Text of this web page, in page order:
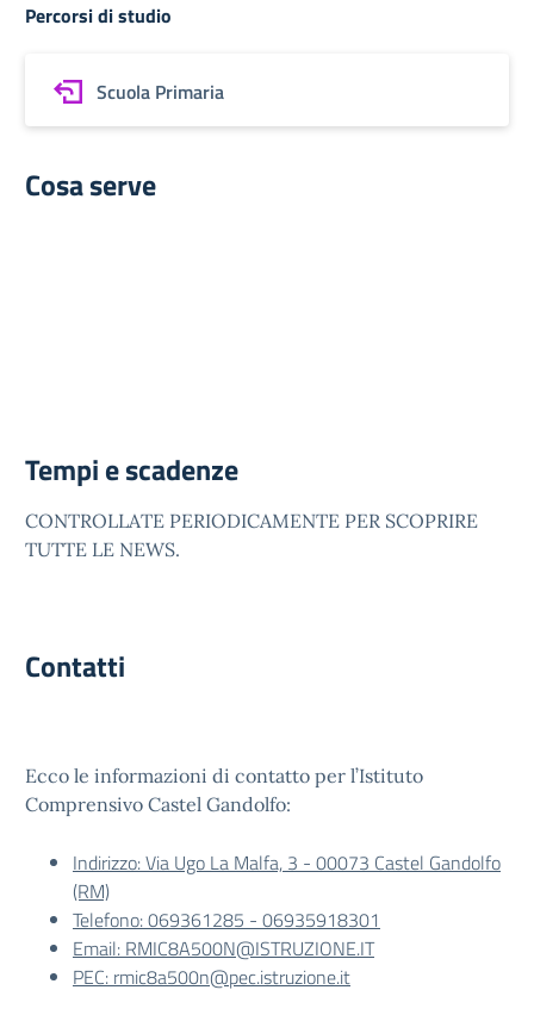
Percorsi di studio
Scuola Primaria
Cosa serve
Tempi e scadenze
CONTROLLATE PERIODICAMENTE PER SCOPRIRE
TUTTE LE NEWS.
Contatti
Ecco le informazioni di contatto per l’Istituto
Comprensivo Castel Gandolfo:
Indirizzo: Via Ugo La Malfa, 3 - 00073 Castel Gandolfo
(RM)
Telefono: 069361285 - 06935918301
Email: RMIC8A500N@ISTRUZIONE.IT
PEC: rmic8a500n@pec.istruzione.it